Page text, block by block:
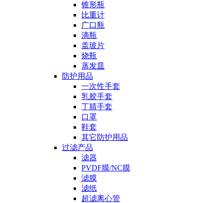
锥形瓶
比重计
广口瓶
滴瓶
盖玻片
烧瓶
蒸发皿
防护用品
一次性手套
乳胶手套
丁腈手套
口罩
鞋套
其它防护用品
过滤产品
滤器
PVDF膜/NC膜
滤膜
滤纸
超滤离心管